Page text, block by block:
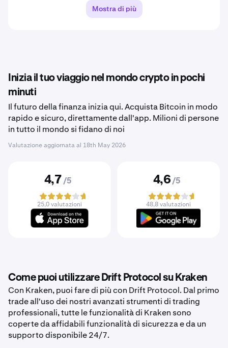
Mostra di più
Inizia il tuo viaggio nel mondo crypto in pochi
minuti
Il futuro della finanza inizia qui. Acquista Bitcoin in modo
rapido e sicuro, direttamente dall'app. Milioni di persone
in tutto il mondo si fidano di noi
Valutazione aggiornata al 18th May 2026
4,7 /5
25,0 valutazioni
4,6 /5
48,8 valutazioni
Come puoi utilizzare Drift Protocol su Kraken
Con Kraken, puoi fare di più con Drift Protocol. Dal primo
trade all'uso dei nostri avanzati strumenti di trading
professionali, tutte le funzionalità di Kraken sono
coperte da affidabili funzionalità di sicurezza e da un
supporto disponibile 24/7.